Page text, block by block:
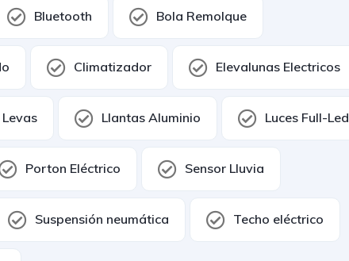
Bluetooth Bola Remolque
Climatizador Elevalunas Electricos
Levas Llantas Aluminio Luces Full-Led
Porton Eléctrico Sensor Lluvia
Suspensión neumática Techo eléctrico